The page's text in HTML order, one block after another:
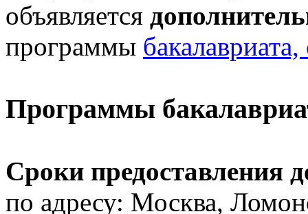
объявляется
программы
Программы
Сроки предоставления
по адресу: Москва,